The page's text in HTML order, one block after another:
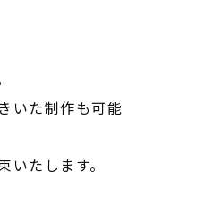
いた制作も可能
たします。